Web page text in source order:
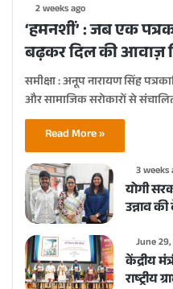
2 weeks ago
‘हमनशीं’ : जब एक
बढ़कर दिल की आवाज़
समीक्षा : अनूप नारायण सिंह
और सामाजिक सरोकारों से
Read More »
3 weeks
योगी
उन्नाव
June
केंद्रीय